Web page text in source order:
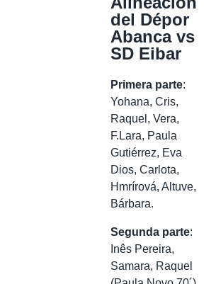
del Dépor
Abanca vs
SD Eibar
Primera parte:
Yohana, Cris,
Raquel, Vera,
F.Lara, Paula
Gutiérrez, Eva
Dios, Carlota,
Hmrírová, Altuve,
Bárbara.
Segunda parte:
Inês Pereira,
Samara, Raquel